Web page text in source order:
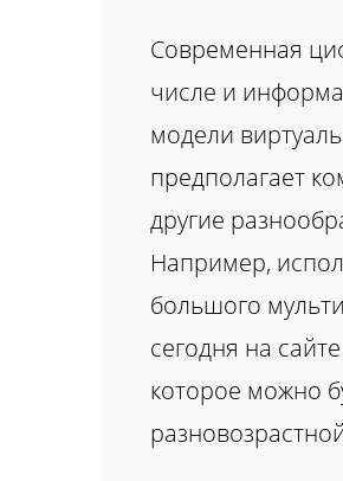
Современная
числе и
модели
предполагает
другие
Например,
большого
сегодня на
которое можно